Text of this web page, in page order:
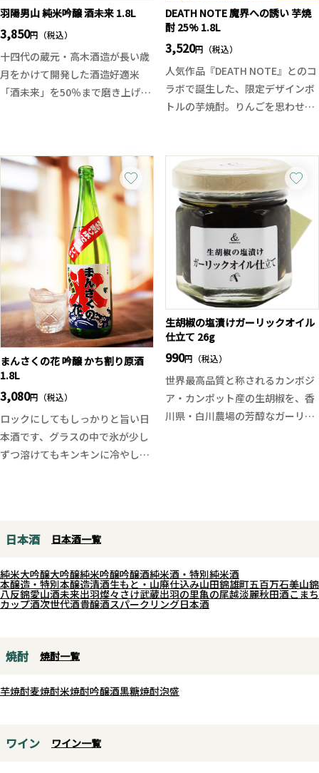
香水のように華やかでフローラ
ル。蜜を含んだ花やオークのニュ
アンス、トフィーとバニラの豊か
な甘みに、ブラックペッパーの刺
激。スパイシーで温かみのある余
韻が心地よく広がります。
羽陽男山 純米吟醸 酒未来 1.8L
3,850円（税込）
十四代の蔵元・高木酒造が長い歳
月をかけて開発した酒造好適米
「酒未来」を50％まで磨き上げて
よかで柔らかな旨味が広がりま
華やかさを競うのではなく、米本
来の魅力を丁寧に引き出した味わ
いで、後口はすっとキレの良い辛
口。食事に寄り添いながらも、じ
っくりと酒米の個性を楽しめる一
本です。酒未来が持つ透明感と上
質な旨味を存分にご堪能くださ
い。
DEATH NOTE 魔界への誘い 芋焼
酎 25% 1.8L
3,520円（税込）
人気作品『DEATH NOTE』とのコ
ラボで誕生した、限定デザインボ
トルの芋焼酎。りんごを思わせる
ッキリとした飲み口に仕上がって
います。
ロックではキリッと引き締まった
旨みを、ソーダ割りでは爽快な飲
み心地と香りの広がりを楽しめる
万能な一本。クセが少なく飲みや
すいため、芋焼酎初心者の方にも
おすすめです。
黒麹仕込みによるコクのある味わ
いと、リンゴのようにフルーティ
ーな香気が重なり、まさに「魔界
への誘い」にふさわしい独特の世
界観を表現した限定酒です。
まんさくの花 吟醸 かち割り原酒
1.8L
3,080円（税込）
ロックにしてもしっかりと旨い日
本酒です、グラスの中で氷が少し
ずつ溶けてもキンキンに冷やして
本酒です。氷をゆらしながら変わ
の呑み方です。
生胡椒の塩漬けガーリックオイル
仕立て 26g
990円（税込）
世界最高品質と称されるカンボジ
ア・カンポット産の生胡椒を、香
川県・白川農場の芳醇なガーリッ
一変。オイルに溶け込んだ胡椒と
ガーリックの香りが素材の美味し
さを引き立て、手軽にワンランク
白ワインのお供にもおすすめ。ひ
と瓶あるだけで食卓の楽しみが広
日本酒 日本酒一覧
純米大吟醸大吟醸純米吟醸吟醸酒純米酒・特別純米酒
本醸造・特別本醸造清酒生もと・山廃仕込み山田錦雄町五百万石美山錦
八反錦愛山酒未来出羽燦々さけ武蔵出羽の里亀の尾越淡麗秋田酒こまち
カップ酒次世代酒貴醸酒スパークリング日本酒
焼酎 焼酎一覧
芋焼酎麦焼酎米焼酎吟醸酒黒糖焼酎泡盛
ワイン ワイン一覧